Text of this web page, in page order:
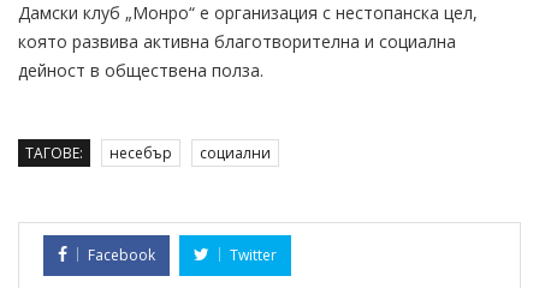
Дамски клуб „Монро“ е организация с нестопанска цел,
която развива активна благотворителна и социална
дейност в обществена полза.
ТАГОВЕ: несебър социални
Facebook Twitter